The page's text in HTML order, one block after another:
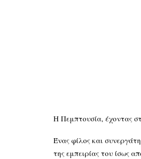
Η Πεμπτουσία, έχοντας
Ένας φίλος και
της εμπειρίας του ίσως